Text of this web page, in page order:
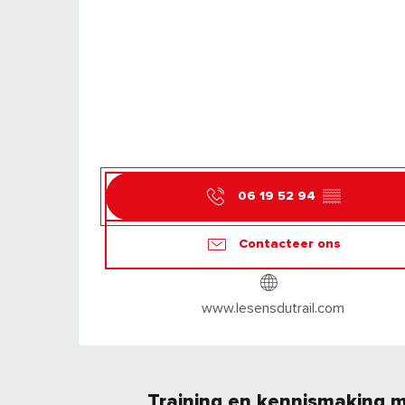
06 19 52 94 ▒▒
Contacteer ons
www.lesensdutrail.com